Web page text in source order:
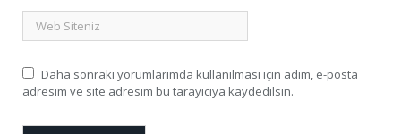
Daha sonraki yorumlarımda kullanılması için adım, e-posta
adresim ve site adresim bu tarayıcıya kaydedilsin.